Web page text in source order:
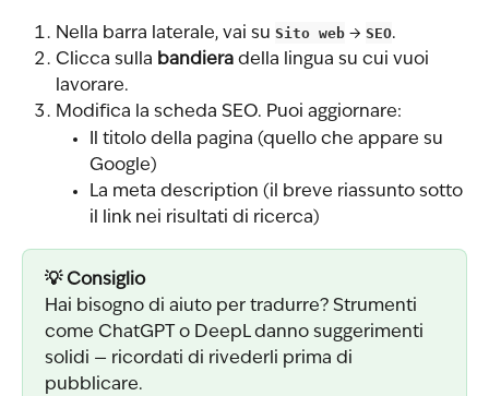
Nella barra laterale, vai su Sito web → SEO.
Clicca sulla bandiera della lingua su cui vuoi
lavorare.
Modifica la scheda SEO. Puoi aggiornare:
Il titolo della pagina (quello che appare su
Google)
La meta description (il breve riassunto sotto
il link nei risultati di ricerca)
💡 Consiglio
Hai bisogno di aiuto per tradurre? Strumenti
come ChatGPT o DeepL danno suggerimenti
solidi — ricordati di rivederli prima di
pubblicare.